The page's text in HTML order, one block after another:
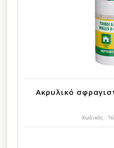
Ακρυλικό
Κωδικός: